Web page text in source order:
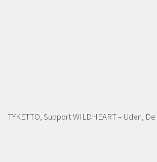
TYKETTO, Support WILDHEART – Uden, De